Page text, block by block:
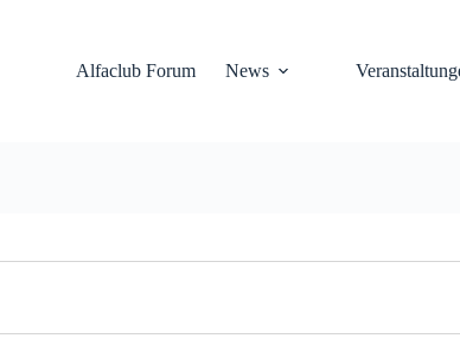
Alfaclub Forum
News